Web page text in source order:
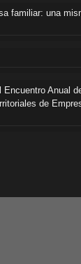
familiar: una
Anual
de